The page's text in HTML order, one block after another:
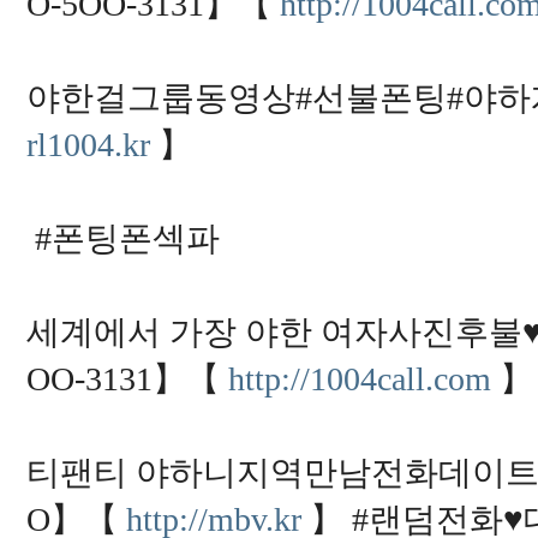
야한걸그룹동영상#선불폰팅#야
rl1004.kr 】
#폰팅폰섹파
세계에서 가장 야한 여자사진후
OO-3131】【 http://1004call.com
티팬티 야하니지역만남전화데이
O】【 http://mbv.kr 】 #랜덤전화